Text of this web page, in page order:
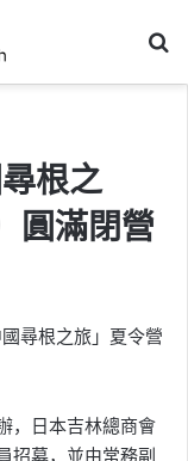
根之
圓滿閉營
尋根之旅」夏令營
，日本吉林總商會
招募，並由常務副